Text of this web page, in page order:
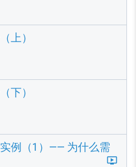
上）
下）
例（1）—— 为什么需